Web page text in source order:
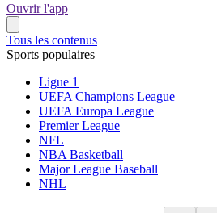
Ouvrir l'app
Tous les contenus
Sports populaires
Ligue 1
UEFA Champions League
UEFA Europa League
Premier League
NFL
NBA Basketball
Major League Baseball
NHL